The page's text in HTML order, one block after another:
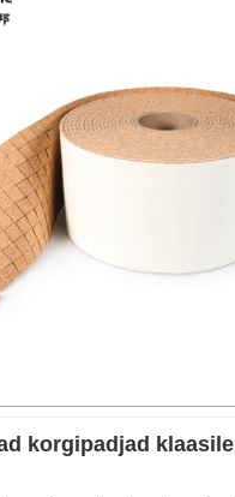
korgipadjad klaasile